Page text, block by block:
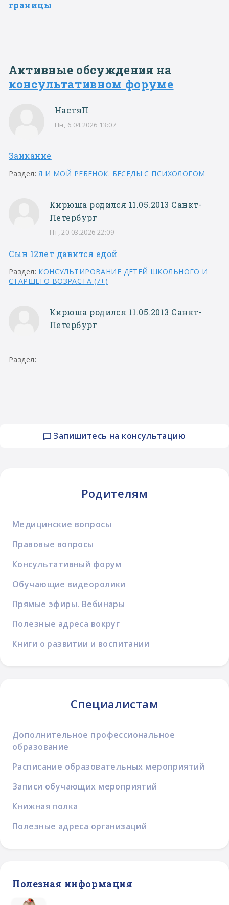
Запишитесь на консультацию
Родителям
Медицинские вопросы
Правовые вопросы
Консультативный форум
Обучающие видеоролики
Прямые эфиры. Вебинары
Полезные адреса вокруг
Книги о развитии и воспитании
Специалистам
Дополнительное профессиональное
образование
Расписание образовательных мероприятий
Записи обучающих мероприятий
Книжная полка
Полезные адреса организаций
Полезная информация
границы
Активные обсуждения на
консультативном форуме
НастяП
Пн, 6.04.2026 13:07
Заикание
Раздел:Я И МОЙ РЕБЕНОК. БЕСЕДЫ С ПСИХОЛОГОМ
Кирюша родился 11.05.2013 Санкт-
Петербург
Пт, 20.03.2026 22:09
Сын 12лет давится едой
Раздел: КОНСУЛЬТИРОВАНИЕ ДЕТЕЙ ШКОЛЬНОГО И
СТАРШЕГО ВОЗРАСТА (7+)
Кирюша родился 11.05.2013 Санкт-
Петербург
Раздел: